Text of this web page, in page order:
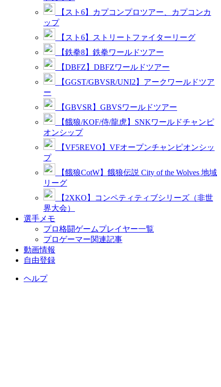
【スト6】カプコンプロツアー、カプコンカ
ップ
【スト6】ストリートファイターリーグ
【鉄拳8】鉄拳ワールドツアー
【DBFZ】DBFZワールドツアー
【GGST/GBVSR/UNI2】アークワールドツア
ー
【GBVSR】GBVSワールドツアー
【餓狼/KOF/侍/龍虎】SNKワールドチャンピ
オンシップ
【VF5REVO】VFオープンチャンピオンシッ
プ
【餓狼CotW】餓狼伝説 City of the Wolves 地域
リーグ
【2XKO】コンペティティブシリーズ（非世
界大会）
選手メモ
プロ格闘ゲームプレイヤー一覧
プロゲーマー関連記事
動画情報
自由登録
ヘルプ